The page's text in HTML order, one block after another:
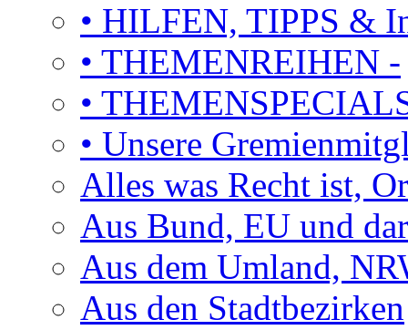
• HILFEN, TIPPS &
• THEMENREIHEN -
•
• Unsere
Alles was Recht ist,
Aus Bund, EU und
Aus dem Umland,
Aus den Stadtbezirken